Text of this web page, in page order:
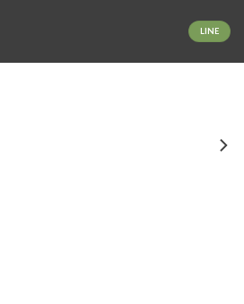
LINE